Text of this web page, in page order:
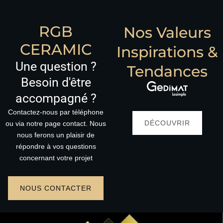
RGB
CERAMIC
Une question ?
Besoin d'être
accompagné ?
Contactez-nous par téléphone
ou via notre page contact. Nous
nous ferons un plaisir de
répondre à vos questions
concernant votre projet
NOUS CONTACTER
Nos Valeurs
Inspirations &
Tendances
DÉCOUVRIR